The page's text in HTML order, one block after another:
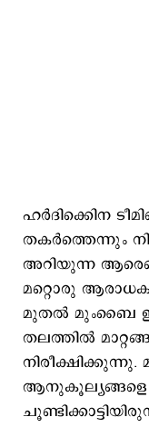
ഹര്‍ദിക്കിെന
തകര്‍ത്തെന്നും
അറിയുന്ന
മറ്റൊരു
മുതല്‍ മുംബൈ
തലത്തില്‍
ആനുകൂല്യങ്ങളെ